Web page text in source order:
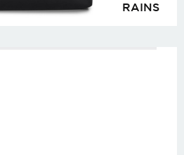
RAINS